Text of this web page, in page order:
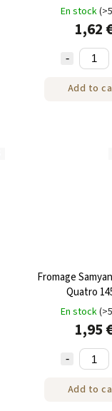
En stock
1,62
Add to
Fromage
Quatro
En stock
1,95
Add to